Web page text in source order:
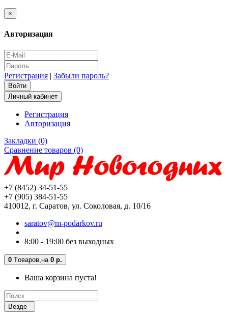
×
Авторизация
Регистрация | Забыли пароль?
Личный кабинет
Регистрация
Авторизация
Закладки (0)
Сравнение товаров (0)
+7 (8452) 34-51-55
+7 (905) 384-51-55
410012, г. Саратов, ул. Соколовая, д. 10/16
saratov@m-podarkov.ru
8:00 - 19:00 без выходных
0 Tоваров, на 0 р.
Ваша корзина пуста!
Везде